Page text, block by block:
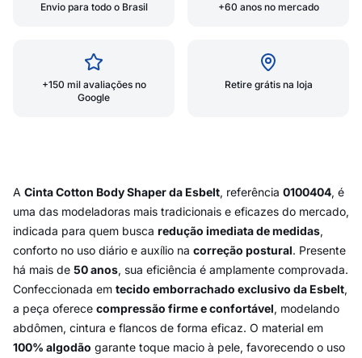
Envio para todo o Brasil +60 anos no mercado
+150 mil avaliações no
Google
Retire grátis na loja
A Cinta Cotton Body Shaper da Esbelt, referência 0100404, é
uma das modeladoras mais tradicionais e eficazes do mercado,
indicada para quem busca redução imediata de medidas,
conforto no uso diário e auxílio na correção postural. Presente
há mais de 50 anos, sua eficiência é amplamente comprovada.
Confeccionada em tecido emborrachado exclusivo da Esbelt,
a peça oferece compressão firme e confortável, modelando
abdômen, cintura e flancos de forma eficaz. O material em
100% algodão garante toque macio à pele, favorecendo o uso